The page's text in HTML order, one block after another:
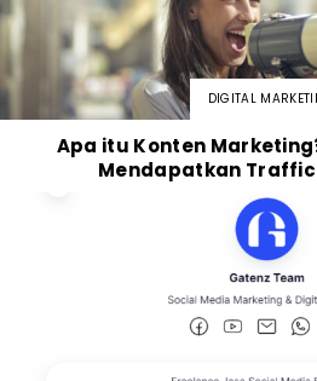
DIGITAL
Apa itu Konten
Mendapatkan